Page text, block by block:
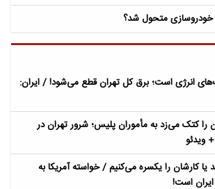
متحول شد؟
انرژی است؛ برق کل تهران قطع می‌شود! / ایران:
را کتک می‌زد به مأموران پلیس؛ شرور تهران در
ویدئو
یا کارشان را یکسره می‌کنیم / خواسته آمریکا به
است!